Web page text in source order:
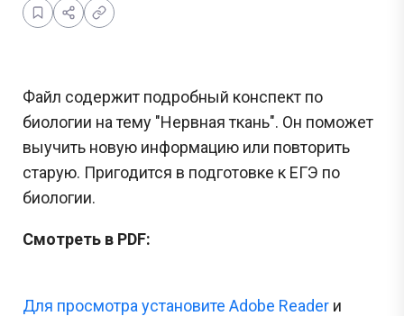
Файл содержит подробный конспект по
биологии на тему "Нервная ткань". Он поможет
выучить новую информацию или повторить
старую. Пригодится в подготовке к ЕГЭ по
биологии.
Смотреть в PDF:
Для просмотра установите Adobe Reader и